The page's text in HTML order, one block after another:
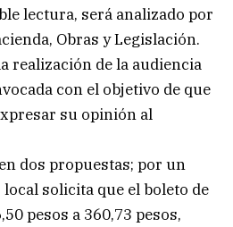
lectura, será analizado por
Obras y Legislación.
realización de la audiencia
con el objetivo de que
su opinión al
dos propuestas; por un
solicita que el boleto de
pesos a 360,73 pesos,